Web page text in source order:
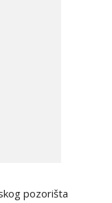
pozorišta